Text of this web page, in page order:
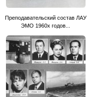
Преподавательский состав ЛАУ
ЭМО 1960х годов...